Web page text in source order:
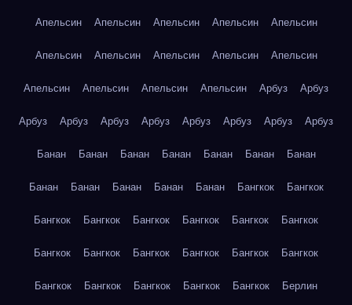
Апельсин Апельсин Апельсин Апельсин Апельсин
Апельсин Апельсин Апельсин Апельсин Апельсин
Апельсин Апельсин Апельсин Апельсин Арбуз Арбуз
Арбуз Арбуз Арбуз Арбуз Арбуз Арбуз Арбуз Арбуз
Банан Банан Банан Банан Банан Банан Банан
Банан Банан Банан Банан Банан Бангкок Бангкок
Бангкок Бангкок Бангкок Бангкок Бангкок Бангкок
Бангкок Бангкок Бангкок Бангкок Бангкок Бангкок
Бангкок Бангкок Бангкок Бангкок Бангкок Берлин